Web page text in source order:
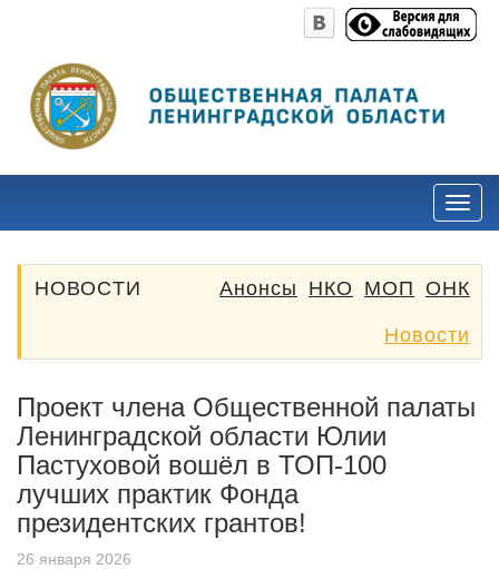
НОВОСТИ ОНК
МОП
НКО
Анонсы
Новости
Проект члена Общественной палаты
Ленинградской области Юлии
Пастуховой вошёл в ТОП-100
лучших практик Фонда
президентских грантов!
26 января 2026